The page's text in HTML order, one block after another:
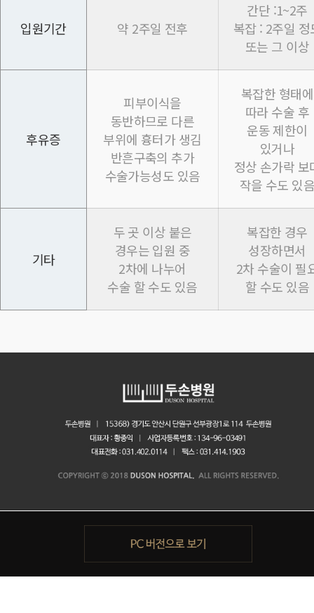
입원기간 약 2주일 전후
간단 :1~2주
복잡 : 2주일 정
또는 그 이상
후유증
피부이식을
동반하므로 다른
부위에 흉터가 생김
반흔구축의 추가
수술가능성도 있음
복잡한 형태에
따라 수술 후
운동 제한이
있거나
정상 손가락 보
작을 수도 있
기타
두 곳 이상 붙은
경우는 입원 중
2차에 나누어
수술 할 수도 있음
복잡한 경우
성장하면서
2차 수술이 필
할 수도 있음